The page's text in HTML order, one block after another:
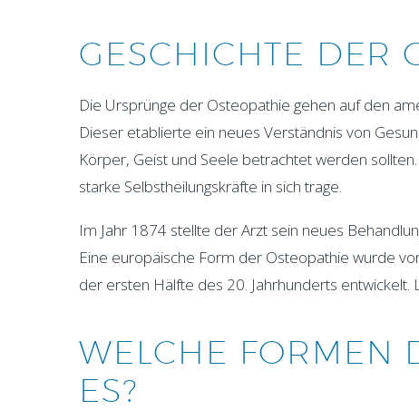
GESCHICHTE DER
Die Ursprünge der Osteopathie gehen auf den
Dieser etablierte ein neues Verständnis von
Körper, Geist und Seele betrachtet werden
starke Selbstheilungskräfte in sich trage.
Im Jahr 1874 stellte der Arzt sein neues
Eine europäische Form der Osteopathie wurde
der ersten Hälfte des 20. Jahrhunderts
WELCHE FORMEN
ES?